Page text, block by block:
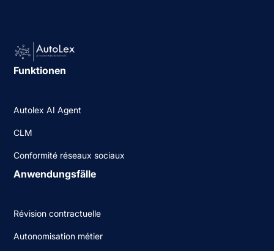
Funktionen
Autolex AI Agent
CLM
Conformité réseaux sociaux
Anwendungsfälle
Révision contractuelle
Autonomisation métier